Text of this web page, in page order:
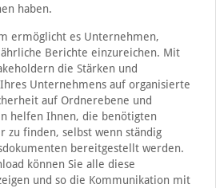
haben.
ermöglicht es Unternehmen,
Berichte einzureichen. Mit
die Stärken und
Unternehmens auf organisierte
auf Ordnerebene und
helfen Ihnen, die benötigten
zu finden, selbst wenn ständig
bereitgestellt werden.
können Sie alle diese
und so die Kommunikation mit